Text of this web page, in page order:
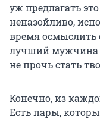
уж предлагать
неназойливо,
время осмыслить
лучший мужчина
не прочь стать
Конечно, из
Есть пары,